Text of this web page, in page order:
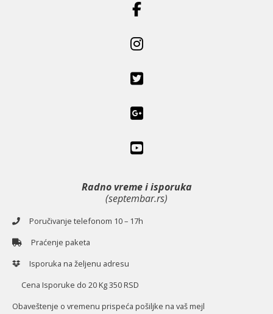
Radno vreme i isporuka
(septembar.rs)
Poručivanje telefonom 10 – 17h
Praćenje paketa
Isporuka na željenu adresu
Cena Isporuke do 20 Kg 350 RSD
Obaveštenje o vremenu prispeća pošiljke na vaš mejl